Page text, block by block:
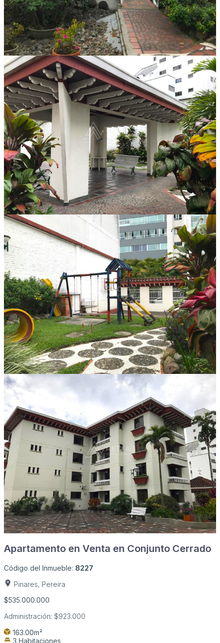
Apartamento en Venta en Conjunto Cerrado
Código del Inmueble: 8227
Pinares, Pereira
$535.000.000
Administración: $923.000
163.00m²
3 Habitaciones